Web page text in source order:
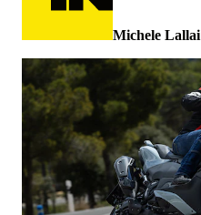
Michele Lallai